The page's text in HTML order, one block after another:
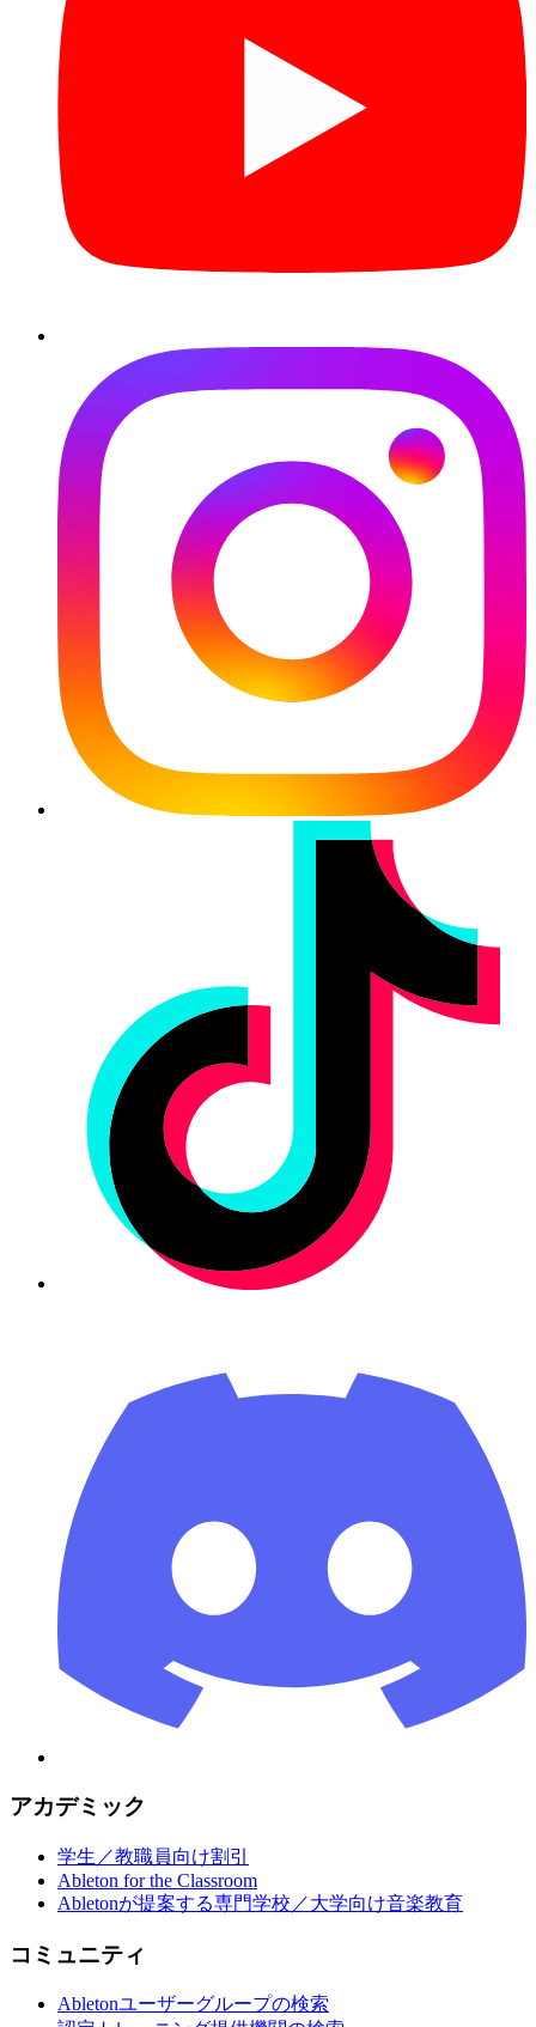
アカデミック
学生／教職員向け割引
Ableton for the Classroom
Abletonが提案する専門学校／大学向け音楽教育
コミュニティ
Abletonユーザーグループの検索